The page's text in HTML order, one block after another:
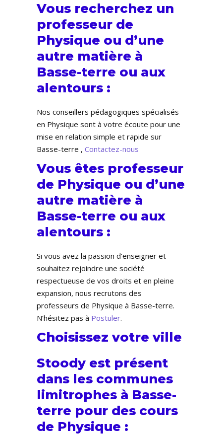
Vous recherchez un
professeur de
Physique ou d’une
autre matière à
Basse-terre ou aux
alentours :
Nos conseillers pédagogiques spécialisés
en Physique sont à votre écoute pour une
mise en relation simple et rapide sur
Basse-terre , Contactez-nous
Vous êtes professeur
de Physique ou d’une
autre matière à
Basse-terre ou aux
alentours :
Si vous avez la passion d’enseigner et
souhaitez rejoindre une société
respectueuse de vos droits et en pleine
expansion, nous recrutons des
professeurs de Physique à Basse-terre.
N’hésitez pas à Postuler.
Choisissez votre ville
Stoody est présent
dans les communes
limitrophes à Basse-
terre pour des cours
de Physique :